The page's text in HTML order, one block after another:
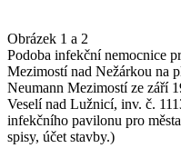
Obrázek 1 a 2
Podoba infekční nemocnice
Mezimostí nad Nežárkou na
Neumann Mezimostí ze září
Veselí nad Lužnicí, inv. č.
infekčního pavilonu pro
spisy, účet stavby.)